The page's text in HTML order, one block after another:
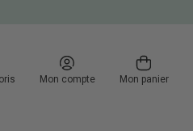
Mon compte Mon panier